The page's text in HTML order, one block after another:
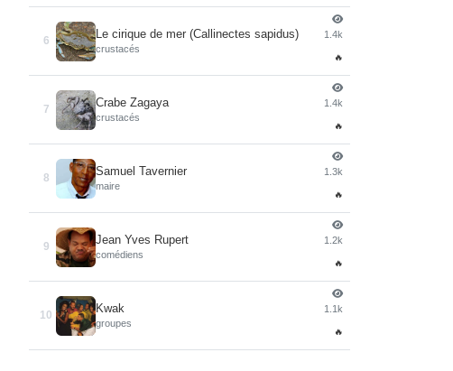
6
Le cirique de mer (Callinectes sapidus)
crustacés
1.4k
🔥
7
Crabe Zagaya
crustacés
1.4k
🔥
8
Samuel Tavernier
maire
1.3k
🔥
9
Jean Yves Rupert
comédiens
1.2k
🔥
10
Kwak
groupes
1.1k
🔥